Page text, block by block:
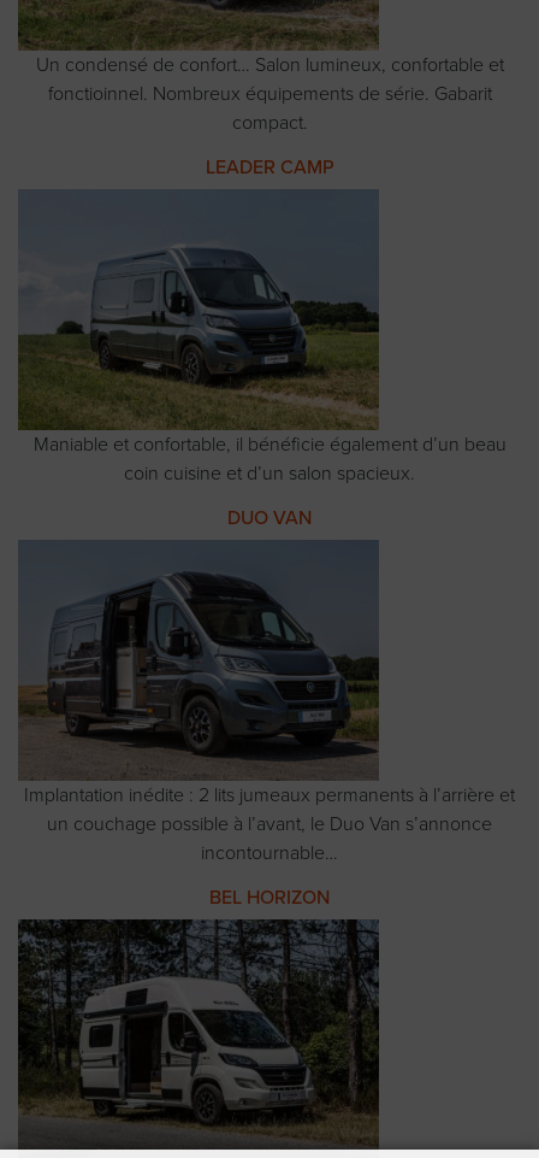
Un condensé de confort… Salon lumineux, confortable et
fonctioinnel. Nombreux équipements de série. Gabarit
compact.
LEADER CAMP
Maniable et confortable, il bénéficie également d’un beau
coin cuisine et d’un salon spacieux.
DUO VAN
Implantation inédite : 2 lits jumeaux permanents à l’arrière et
un couchage possible à l’avant, le Duo Van s’annonce
incontournable…
BEL HORIZON